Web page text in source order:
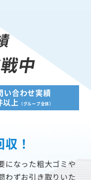
中
い合わせ実績
以上
（グループ全体）
！
になった粗大ゴミや
わずお引き取りいた